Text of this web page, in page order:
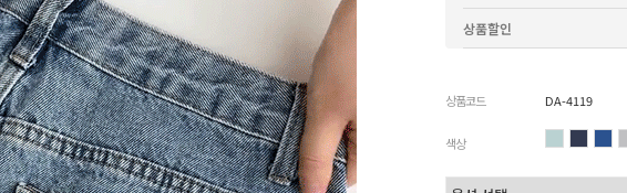
상품할인
상품코드 DA-4119
색상